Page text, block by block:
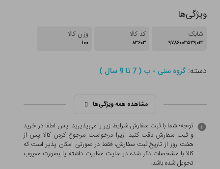
ویژگی‌ها
شابک
۹۷۸۶۰۰۳۵۳۹۰۱۳
کد کالا
۸۳۶۰۳
وزن کالا
۱۰۰
دسته:گروه سنی - ب ( 7 تا 9 سال )
مشاهده همه ویژگی‌ها
توجه؛ شما با ثبت سفارش شرایط زیر را می‌پذیرید. پس لطفا در خرید
و ثبت سفارش دقت کنید. زیرا درخواست مرجوع کردن کالا پس از
هفت روز از تاریخ ثبت سفارش، فقط در صورتی امکان پذیر است که
کالا با مشخصات ذکر شده در سایت مغایرت داشته یا بصورت معيوب
تحویل شده باشد.